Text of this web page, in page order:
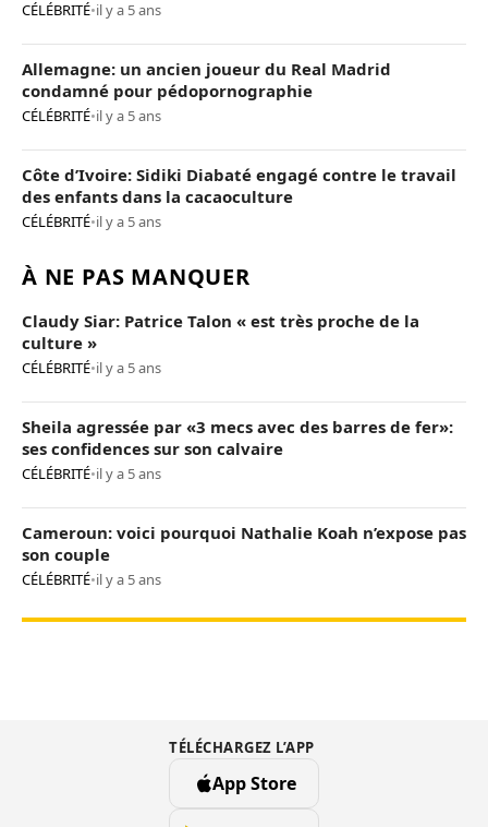
CÉLÉBRITÉ•il y a 5 ans
Allemagne: un ancien joueur du Real Madrid
condamné pour pédopornographie
CÉLÉBRITÉ•il y a 5 ans
Côte d’Ivoire: Sidiki Diabaté engagé contre le travail
des enfants dans la cacaoculture
CÉLÉBRITÉ•il y a 5 ans
À NE PAS MANQUER
Claudy Siar: Patrice Talon « est très proche de la
culture »
CÉLÉBRITÉ•il y a 5 ans
Sheila agressée par «3 mecs avec des barres de fer»:
ses confidences sur son calvaire
CÉLÉBRITÉ•il y a 5 ans
Cameroun: voici pourquoi Nathalie Koah n’expose pas
son couple
CÉLÉBRITÉ•il y a 5 ans
TÉLÉCHARGEZ L’APP
App Store